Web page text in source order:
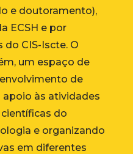
e doutoramento),
ECSH e por
do CIS-Iscte. O
um espaço de
de
às atividades
do
e organizando
em diferentes